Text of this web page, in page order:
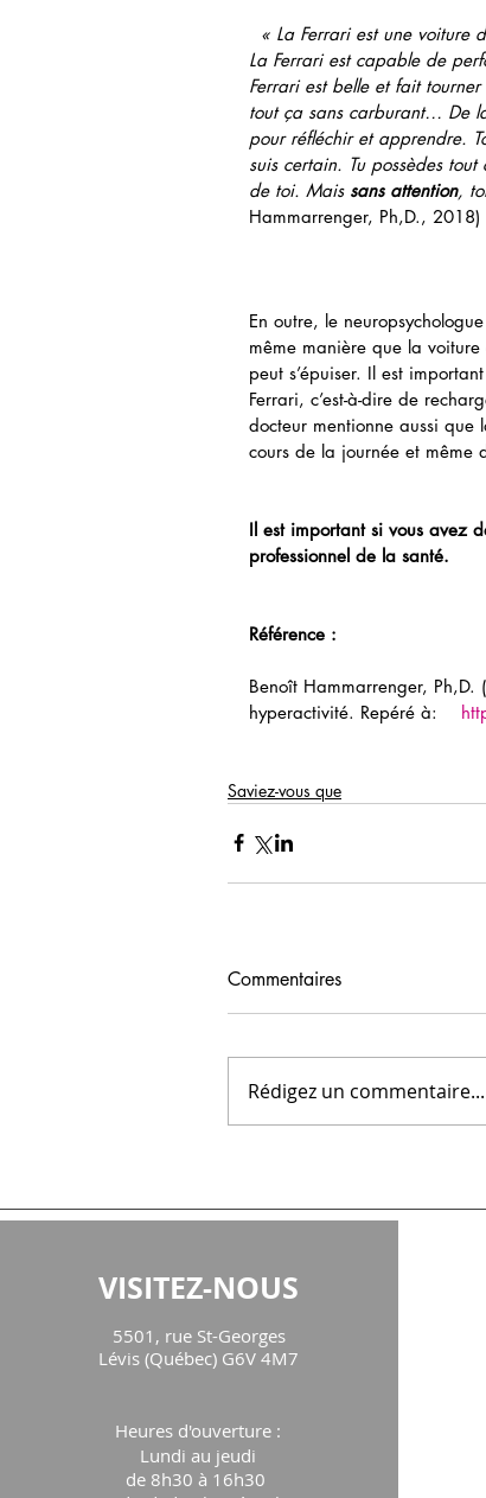
« La Ferrari est une voiture
La Ferrari est capable de
Ferrari est belle et fait
tout ça sans carburant… De
pour réfléchir et apprendre.
suis certain. Tu possèdes
de toi. Mais sans attention,
Hammarrenger, Ph,D., 2018)
En outre, le
même manière que la voiture
peut s’épuiser. Il est
Ferrari, c’est-à-dire de
docteur mentionne aussi que
cours de la journée et même
Il est important si vous avez
professionnel de la santé.
Référence :
Benoît Hammarrenger, Ph,D.
hyperactivité. Repéré à:
Saviez-vous que
Commentaires
Rédigez un commentaire...
VISITEZ-NOUS
5501, rue St-Georges
Lévis (Québec) G6V 4M7
Heures d'ouverture :
Lundi au jeudi
de 8h30 à 16h30